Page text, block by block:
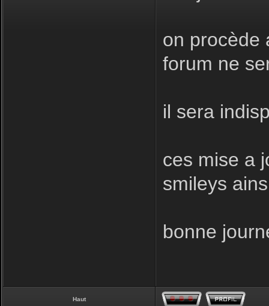
on procède
forum ne
il sera
ces mise a
smileys
bonne
Haut